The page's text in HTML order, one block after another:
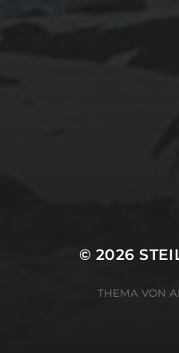
© 2026
THEMA VON